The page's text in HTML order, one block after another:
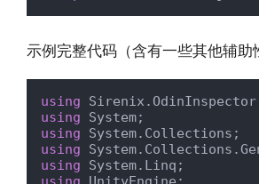
示例完整代码（含有一些其他辅助
using
using
using
using
using